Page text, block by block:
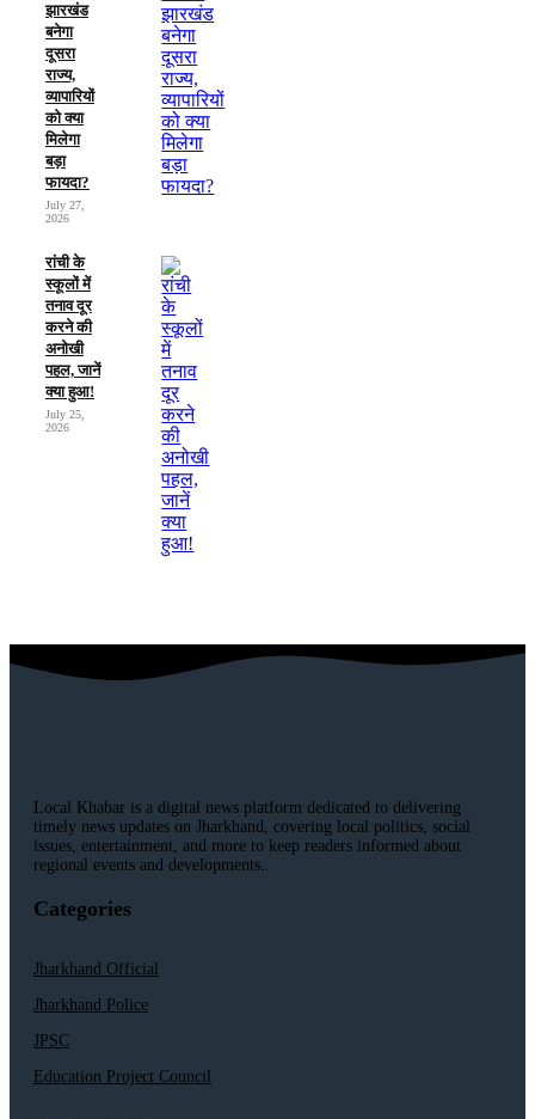
झारखंड
बनेगा
दूसरा
राज्य,
व्यापारियों
को क्या
मिलेगा
बड़ा
फायदा?
July 27,
2026
रांची के
स्कूलों में
तनाव दूर
करने की
अनोखी
पहल, जानें
क्या हुआ!
July 25,
2026
Local Khabar is a digital news platform dedicated to delivering
timely news updates on Jharkhand, covering local politics, social
issues, entertainment, and more to keep readers informed about
regional events and developments..
Categories
Jharkhand Official
Jharkhand Police
JPSC
Education Project Council